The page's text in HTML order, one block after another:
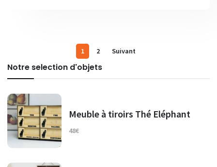
1 2 Suivant
Notre selection d'objets
Meuble à tiroirs Thé Eléphant
48€